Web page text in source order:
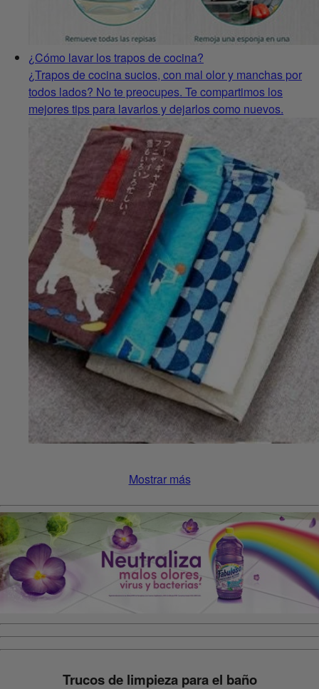
¿Cómo lavar los trapos de cocina?
¿Trapos de cocina sucios, con mal olor y manchas por
todos lados? No te preocupes. Te compartimos los
mejores tips para lavarlos y dejarlos como nuevos.
Mostrar más
Trucos de limpieza para el baño